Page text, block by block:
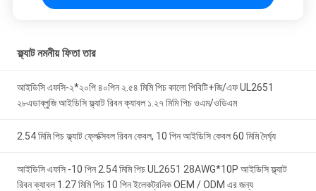
ফ্ল্যাট নমনীয় ফিতা তার
আইডিসি এফসি-২*২০পি ৪০পিন ২.৫৪ মিমি পিচ কালো পিবিটি+জি/এফ UL2651
২৮এডাব্লুজি আইডিসি ফ্ল্যাট রিবন ক্যাবল ১.২৭ মিমি পিচ ওএম/ওডিএম
2.54 মিমি পিচ ফ্ল্যাট ফ্লেক্সিবল রিবন কেবল, 10 পিন আইডিসি কেবল 60 মিমি দৈর্ঘ্য
আইডিসি এফসি -10 পিন 2.54 মিমি পিচ UL2651 28AWG*10P আইডিসি ফ্ল্যাট
রিবন ক্যাবল 1.27 মিমি পিচ 10 পিন ইলেকট্রনিক OEM / ODM এর জন্য